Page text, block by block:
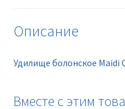
Описание
Удилище болонское Maidi
Вместе с этим